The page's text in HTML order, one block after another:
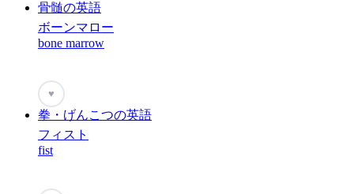
骨髄の英語
ボーンマロー
bone marrow
♥
拳・げんこつの英語
フィスト
fist